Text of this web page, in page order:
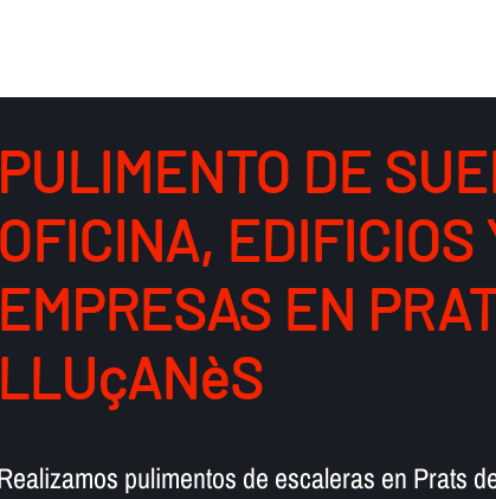
PULIMENTO DE
OFICINA, EDIFICIOS
EMPRESAS EN
LLUçANèS
pulimentos de escaleras en Prats